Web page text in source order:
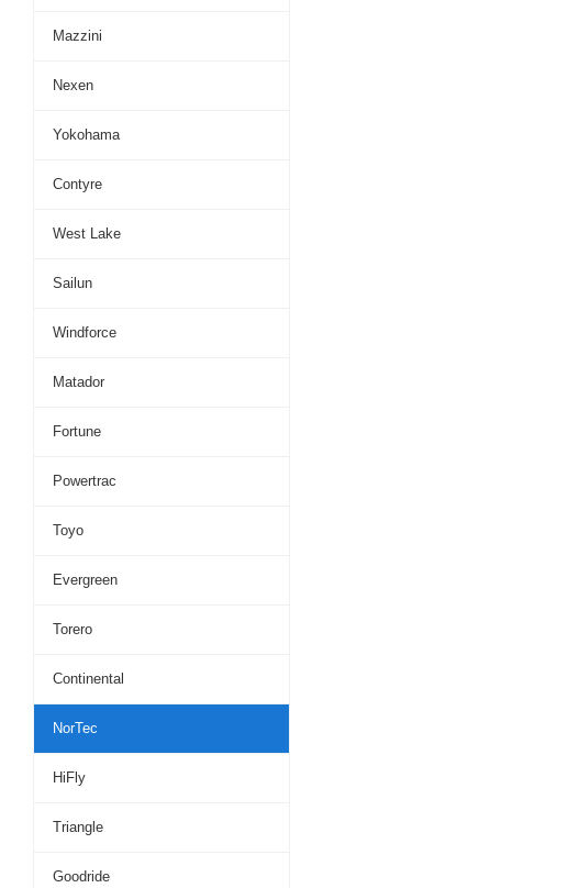
Mazzini
Nexen
Yokohama
Contyre
West Lake
Sailun
Windforce
Matador
Fortune
Powertrac
Toyo
Evergreen
Torero
Continental
NorTec
HiFly
Triangle
Goodride